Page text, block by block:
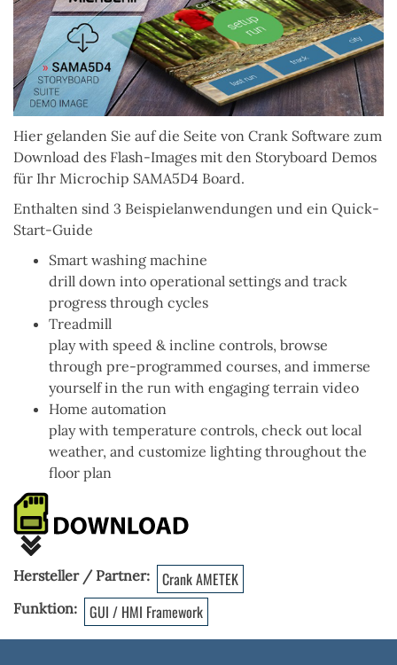
Hier gelanden Sie auf die Seite von Crank Software zum
Download des Flash-Images mit den Storyboard Demos
für Ihr Microchip SAMA5D4 Board.
Enthalten sind 3 Beispielanwendungen und ein Quick-
Start-Guide
Smart washing machine
drill down into operational settings and track
progress through cycles
Treadmill
play with speed & incline controls, browse
through pre-programmed courses, and immerse
yourself in the run with engaging terrain video
Home automation
play with temperature controls, check out local
weather, and customize lighting throughout the
floor plan
Hersteller / Partner Crank AMETEK
Funktion GUI / HMI Framework